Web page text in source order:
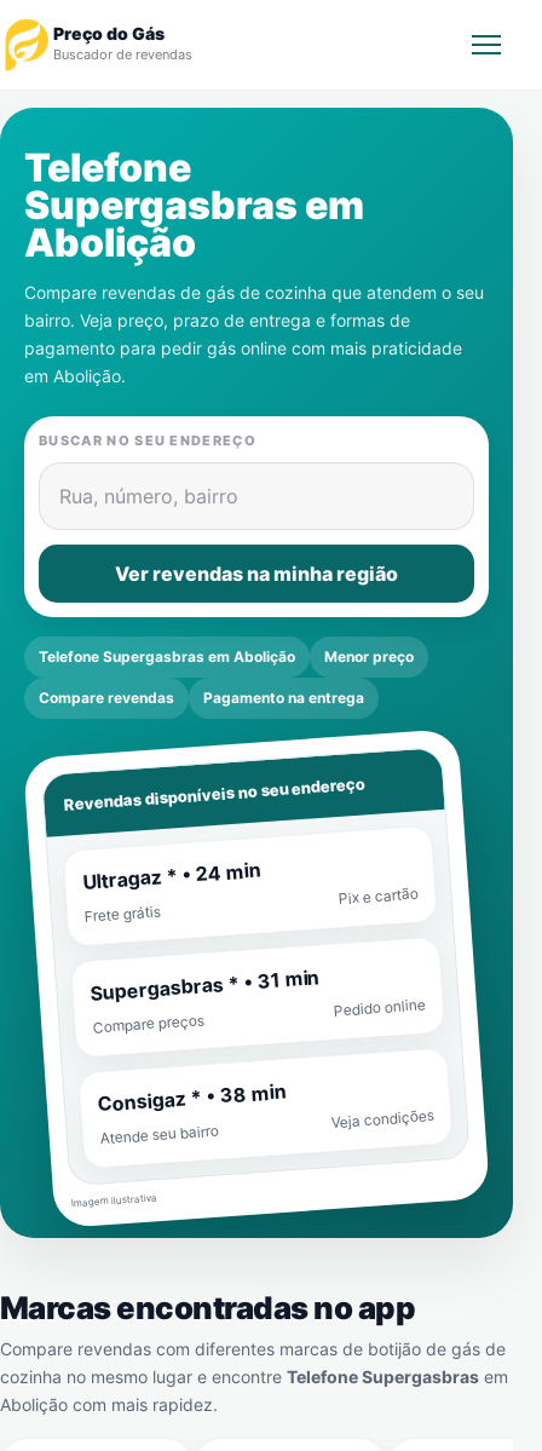
Preço do Gás
Buscador de revendas
Revendedor
Notícias
Cadastre-se
Gás
Contatos
Telefone
Supergasbras em
Abolição
Compare revendas de gás de cozinha que atendem o seu
bairro. Veja preço, prazo de entrega e formas de
pagamento para pedir gás online com mais praticidade
em Abolição.
BUSCAR NO SEU ENDEREÇO
Rua, número, bairro
Ver revendas na minha região
Telefone Supergasbras em Abolição Menor preço
Compare revendas Pagamento na entrega
Revendas disponíveis no seu endereço
Ultragaz * • 24 min
Frete grátis
Pix e cartão
Supergasbras * • 31 min
Compare preços
Pedido online
Consigaz * • 38 min
Atende seu bairro
Veja condições
Imagem ilustrativa
Marcas encontradas no app
Compare revendas com diferentes marcas de botijão de gás de
cozinha no mesmo lugar e encontre Telefone Supergasbras em
Abolição com mais rapidez.